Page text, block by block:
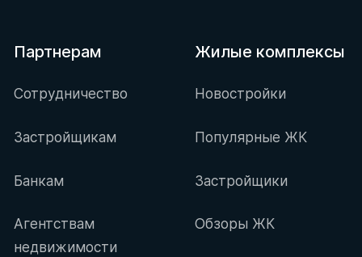
Партнерам
Сотрудничество
Застройщикам
Банкам
Агентствам
недвижимости
Жилые комплексы
Новостройки
Популярные ЖК
Застройщики
Обзоры ЖК